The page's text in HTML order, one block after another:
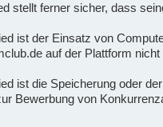
stellt ferner sicher, dass
ist der Einsatz von
auf der Plattform nicht
ist die Speicherung oder
Bewerbung von